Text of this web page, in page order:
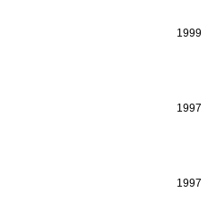
1999
1997
1997